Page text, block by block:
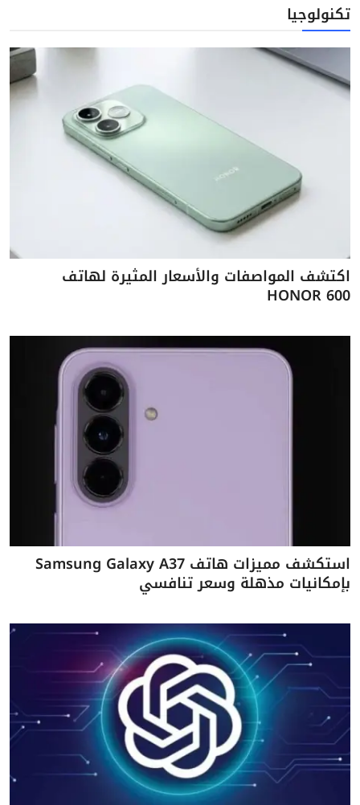
تكنولوجيا
اكتشف المواصفات والأسعار المثيرة لهاتف
HONOR 600
استكشف مميزات هاتف Samsung Galaxy A37
بإمكانيات مذهلة وسعر تنافسي